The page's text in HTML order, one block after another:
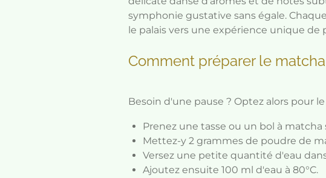
symphonie gustative sans égale.
le palais vers une expérience unique
Comment préparer le
Besoin d'une pause ? Optez alors pour
Prenez une tasse ou un bol à matcha
Mettez-y 2 grammes de poudre de
Versez une petite quantité d'eau
Ajoutez ensuite 100 ml d'eau à 80°C.